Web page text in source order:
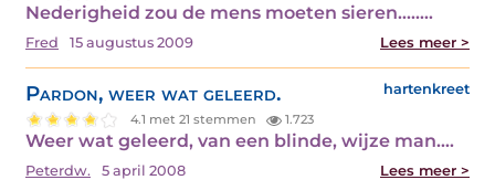
Nederigheid zou de mens moeten sieren.....…
Fred 15 augustus 2009 Lees meer >
Pardon, weer wat geleerd. hartenkreet
4.1 met 21 stemmen 1.723
Weer wat geleerd, van een blinde, wijze man.…
Peterdw. 5 april 2008 Lees meer >